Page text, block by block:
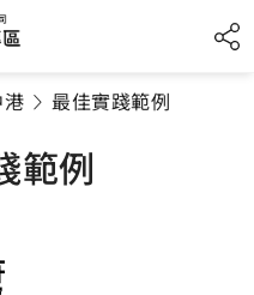
最佳實踐範例
範例